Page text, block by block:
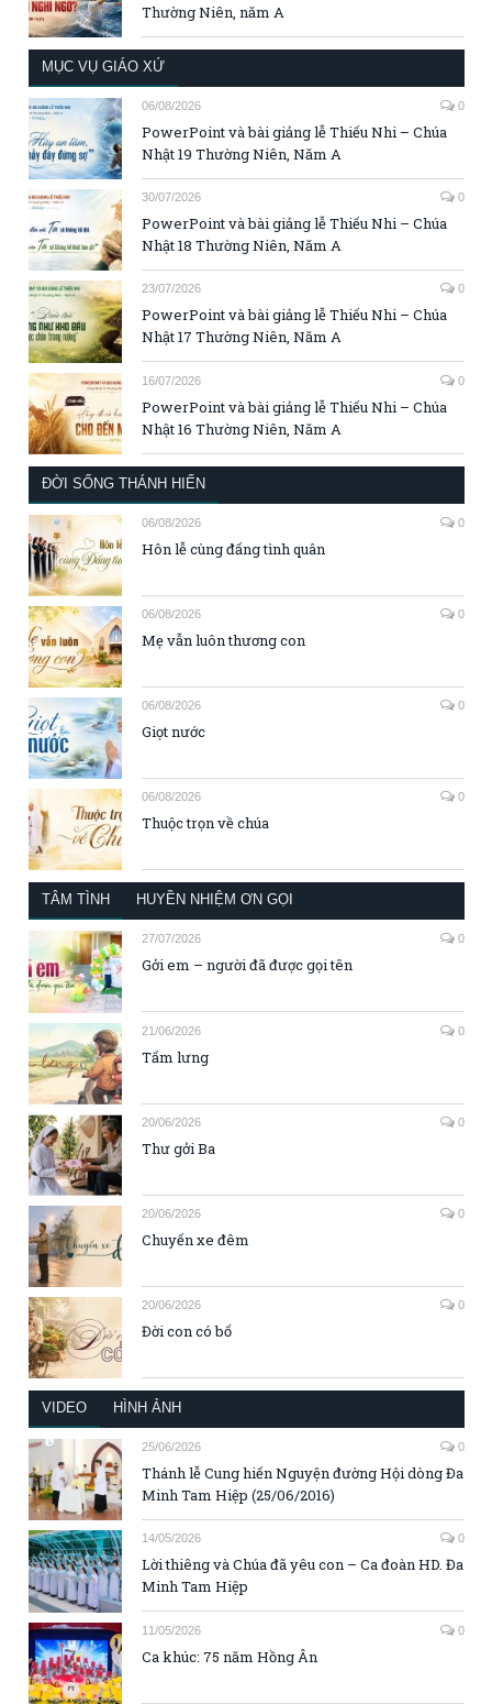
Thường Niên, năm A
MỤC VỤ GIÁO XỨ
06/08/2026 0
PowerPoint và bài giảng lễ Thiếu Nhi – Chúa
Nhật 19 Thường Niên, Năm A
30/07/2026 0
PowerPoint và bài giảng lễ Thiếu Nhi – Chúa
Nhật 18 Thường Niên, Năm A
23/07/2026 0
PowerPoint và bài giảng lễ Thiếu Nhi – Chúa
Nhật 17 Thường Niên, Năm A
16/07/2026 0
PowerPoint và bài giảng lễ Thiếu Nhi – Chúa
Nhật 16 Thường Niên, Năm A
ĐỜI SỐNG THÁNH HIẾN
06/08/2026 0
Hôn lễ cùng đấng tình quân
06/08/2026 0
Mẹ vẫn luôn thương con
06/08/2026 0
Giọt nước
06/08/2026 0
Thuộc trọn về chúa
TÂM TÌNH HUYỀN NHIỆM ƠN GỌI
27/07/2026 0
Gởi em – người đã được gọi tên
21/06/2026 0
Tấm lưng
20/06/2026 0
Thư gởi Ba
20/06/2026 0
Chuyến xe đêm
20/06/2026 0
Đời con có bố
VIDEO HÌNH ẢNH
25/06/2026 0
Thánh lễ Cung hiến Nguyện đường Hội dòng Đa
Minh Tam Hiệp (25/06/2016)
14/05/2026 0
Lời thiêng và Chúa đã yêu con – Ca đoàn HD. Đa
Minh Tam Hiệp
11/05/2026 0
Ca khúc: 75 năm Hồng Ân